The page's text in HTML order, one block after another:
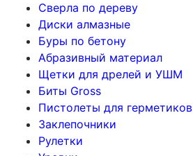
Сверла по дереву
Диски алмазные
Буры по бетону
Абразивный материал
Щетки для дрелей и УШМ
Биты Gross
Пистолеты для герметиков
Заклепочники
Рулетки